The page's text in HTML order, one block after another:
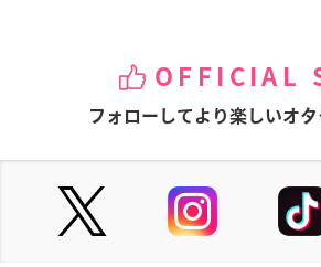
OFFICIAL
フォローしてより楽しいオタ